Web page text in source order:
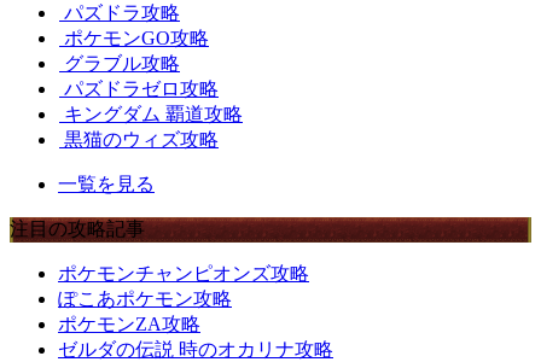
パズドラ攻略
ポケモンGO攻略
グラブル攻略
パズドラゼロ攻略
キングダム 覇道攻略
黒猫のウィズ攻略
一覧を見る
注目の攻略記事
ポケモンチャンピオンズ攻略
ぽこあポケモン攻略
ポケモンZA攻略
ゼルダの伝説 時のオカリナ攻略